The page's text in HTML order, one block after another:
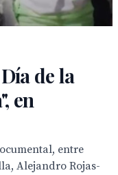
de la
en
entre
Alejandro Rojas-